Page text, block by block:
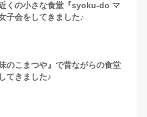
くの小さな食堂『syoku-do マ
子会をしてきました♪
のこまつや』で昔ながらの食堂
てきました♪